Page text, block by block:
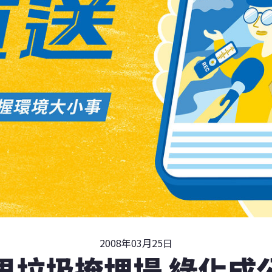
2008年03月25日